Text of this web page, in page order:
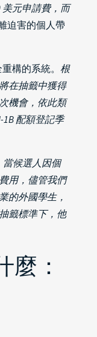
美元申請費，而
迫害的個人帶
構的系統。 根
在抽籤中獲得
機會，依此類
1B 配額登記季
當候選人因個
用，儘管我們
的外國學生，
籤標準下，他
麼：